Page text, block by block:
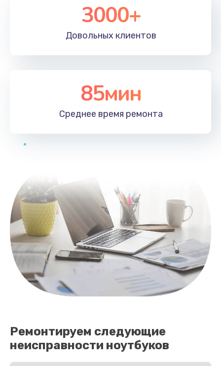
3000+
Довольных клиентов
85мин
Среднее время ремонта
Ремонтируем следующие
неисправности ноутбуков